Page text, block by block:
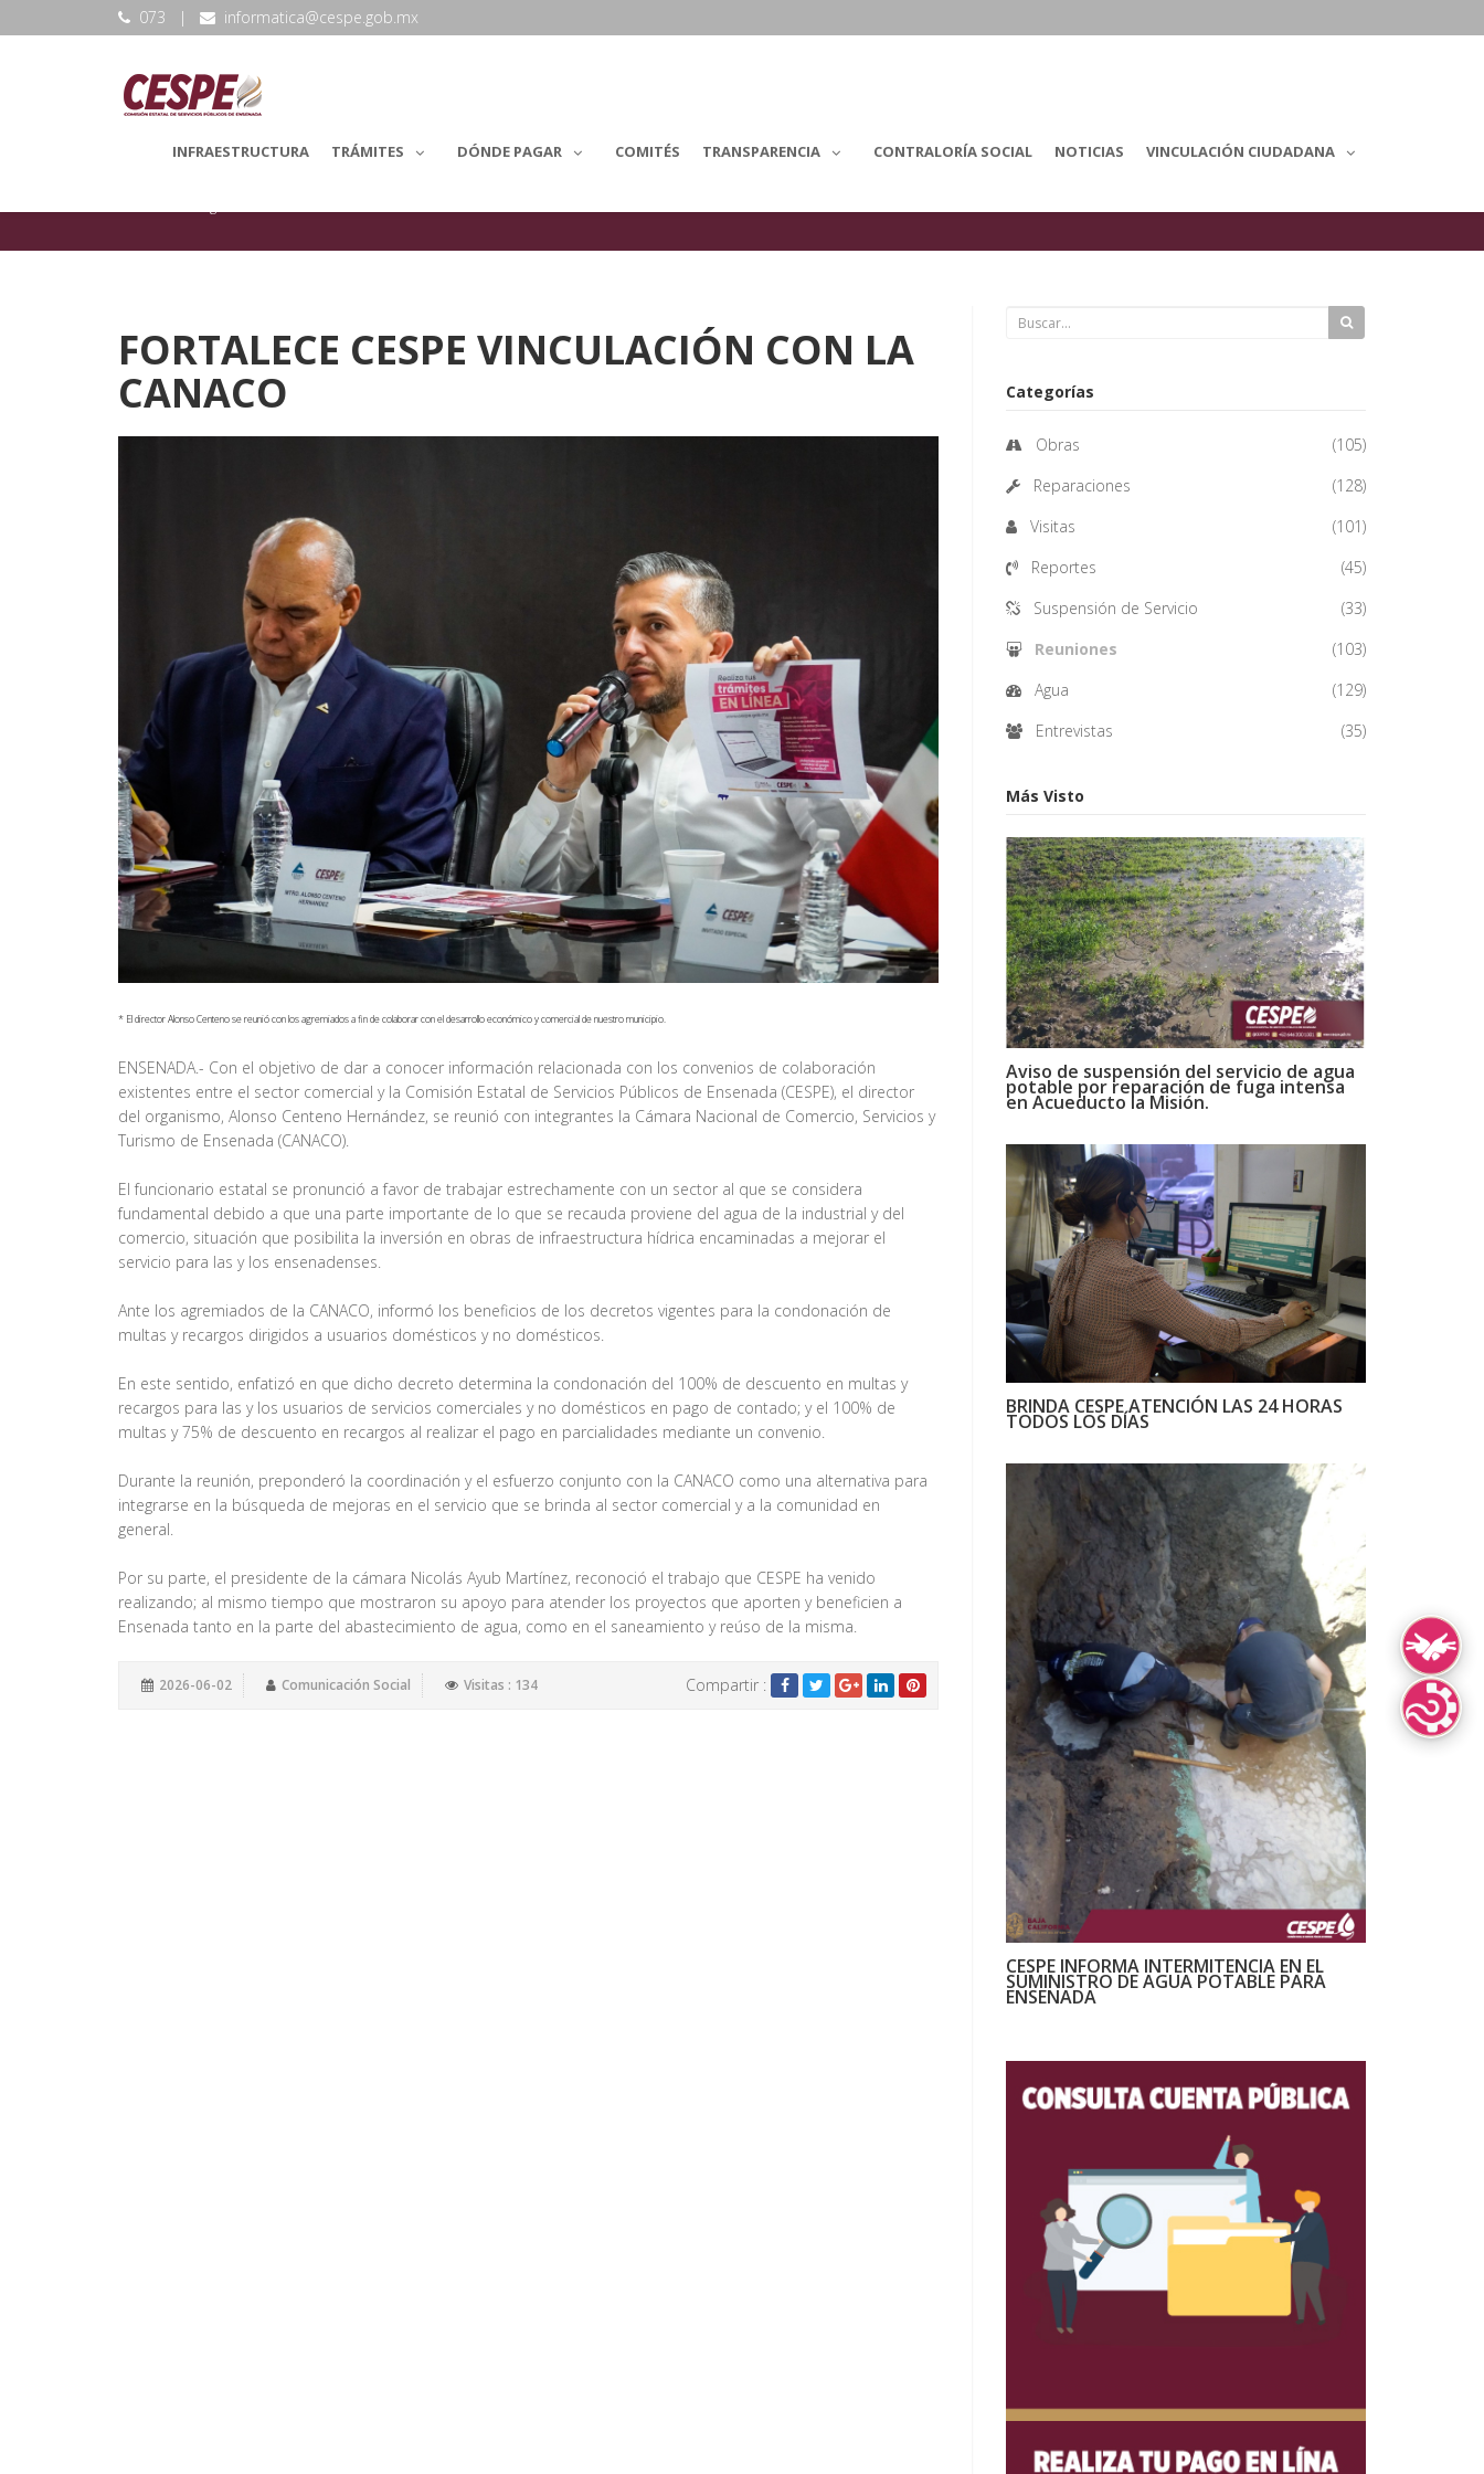
073 | informatica@cespe.gob.mx
INFRAESTRUCTURA TRÁMITES DÓNDE PAGAR COMITÉS TRANSPARENCIA CONTRALORÍA SOCIAL NOTICIAS VINCULACIÓN CIUDADANA
FORTALECE CESPE VINCULACIÓN CON LA
CANACO
* El director Alonso Centeno se reunió con los agremiados a fin de colaborar con el desarrollo económico y comercial de nuestro municipio.
ENSENADA.- Con el objetivo de dar a conocer información relacionada con los convenios de colaboración
existentes entre el sector comercial y la Comisión Estatal de Servicios Públicos de Ensenada (CESPE), el director
del organismo, Alonso Centeno Hernández, se reunió con integrantes la Cámara Nacional de Comercio, Servicios y
Turismo de Ensenada (CANACO).
El funcionario estatal se pronunció a favor de trabajar estrechamente con un sector al que se considera
fundamental debido a que una parte importante de lo que se recauda proviene del agua de la industrial y del
comercio, situación que posibilita la inversión en obras de infraestructura hídrica encaminadas a mejorar el
servicio para las y los ensenadenses.
Ante los agremiados de la CANACO, informó los beneficios de los decretos vigentes para la condonación de
multas y recargos dirigidos a usuarios domésticos y no domésticos.
En este sentido, enfatizó en que dicho decreto determina la condonación del 100% de descuento en multas y
recargos para las y los usuarios de servicios comerciales y no domésticos en pago de contado; y el 100% de
multas y 75% de descuento en recargos al realizar el pago en parcialidades mediante un convenio.
Durante la reunión, preponderó la coordinación y el esfuerzo conjunto con la CANACO como una alternativa para
integrarse en la búsqueda de mejoras en el servicio que se brinda al sector comercial y a la comunidad en
general.
Por su parte, el presidente de la cámara Nicolás Ayub Martínez, reconoció el trabajo que CESPE ha venido
realizando; al mismo tiempo que mostraron su apoyo para atender los proyectos que aporten y beneficien a
Ensenada tanto en la parte del abastecimiento de agua, como en el saneamiento y reúso de la misma.
2026-06-02 Comunicación Social Visitas : 134 Compartir :
Categorías
Obras
(105)
Reparaciones
(128)
Visitas
(101)
Reportes
(45)
Suspensión de Servicio
(33)
Reuniones
(103)
Agua
(129)
Entrevistas
(35)
Más Visto
Aviso de suspensión del servicio de agua
potable por reparación de fuga intensa
en Acueducto la Misión.
BRINDA CESPE ATENCIÓN LAS 24 HORAS
TODOS LOS DÍAS
CESPE INFORMA INTERMITENCIA EN EL
SUMINISTRO DE AGUA POTABLE PARA
ENSENADA
Lengua de
Lenguas